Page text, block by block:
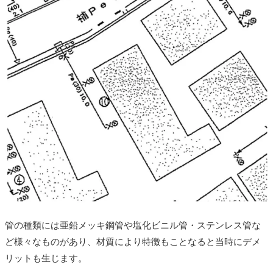
管の種類には亜鉛メッキ鋼管や塩化ビニル管・ステンレス管な
ど様々なものがあり、材質により特徴もことなると当時にデメ
リットも生じます。